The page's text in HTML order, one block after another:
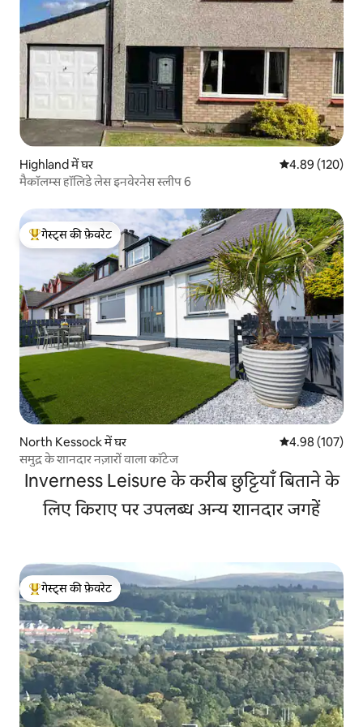
Highland में घर औसत रेटिंग 5 में से
4.89 (120)
मैकॉलम्स हॉलिडे लेस इनवेरनेस स्लीप 6
गेस्ट्स का टॉप फ़ेवरेट
गेस्ट्स की फ़ेवरेट
North Kessock में घर औसत रेटिंग 5 में से
4.98 (107)
समुद्र के शानदार नज़ारों वाला कॉटेज
Inverness Leisure के करीब छुट्टियाँ बिताने के
लिए किराए पर उपलब्ध अन्य शानदार जगहें
गेस्ट्स का टॉप फ़ेवरेट
गेस्ट्स की फ़ेवरेट